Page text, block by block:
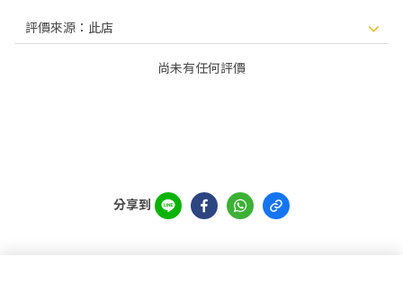
尚未有任何評價
分享到